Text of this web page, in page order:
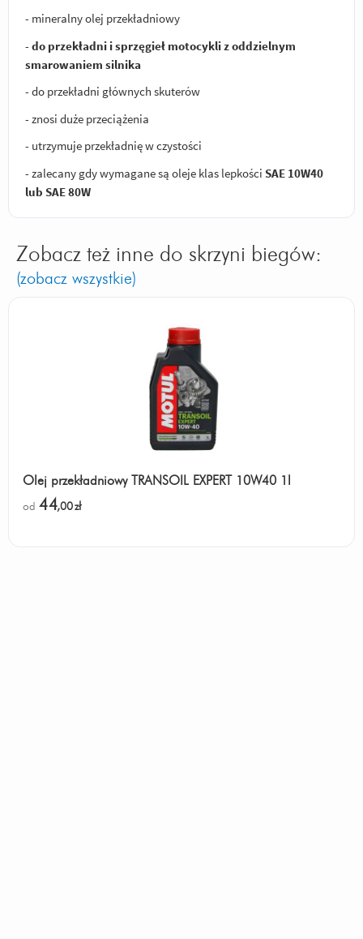
- mineralny olej przekładniowy
- do przekładni i sprzęgieł motocykli z oddzielnym
smarowaniem silnika
- do przekładni głównych skuterów
- znosi duże przeciążenia
- utrzymuje przekładnię w czystości
- zalecany gdy wymagane są oleje klas lepkości SAE 10W40
lub SAE 80W
Zobacz też inne do skrzyni biegów:
(zobacz wszystkie)
Olej przekładniowy TRANSOIL EXPERT 10W40 1l
od 44,00zł